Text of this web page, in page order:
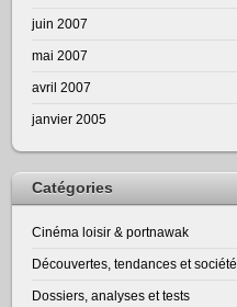
juin 2007
mai 2007
avril 2007
janvier 2005
Catégories
Cinéma loisir & portnawak
Découvertes, tendances et société
Dossiers, analyses et tests